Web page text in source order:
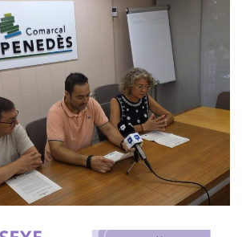
Posa En Marxa Un Nou
Per Afavorir La Inserció
Persones En Situació
De Vulnerabilitat
S. socials
Ocupació